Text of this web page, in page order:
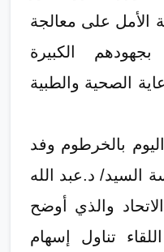
على معالجة
الكبيرة
الصحية والطبية
بالخرطوم وفد
السيد/ د.عبد الله
والذي أوضح
تناول إسهام